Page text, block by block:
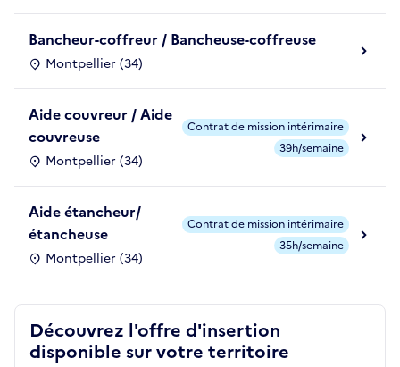
Bancheur-coffreur / Bancheuse-coffreuse
Montpellier (34)
Aide couvreur / Aide
couvreuse
Montpellier (34)
Contrat de mission intérimaire
39h/semaine
Aide étancheur/
étancheuse
Montpellier (34)
Contrat de mission intérimaire
35h/semaine
Découvrez l'offre d'insertion
disponible sur votre territoire